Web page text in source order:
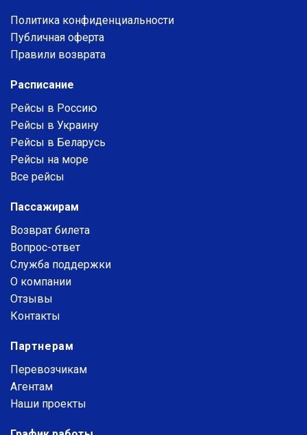
Политика конфиденциальности
Публичная оферта
Правили возврата
Расписание
Рейсы в Россию
Рейсы в Украину
Рейсы в Беларусь
Рейсы на море
Все рейсы
Пассажирам
Возврат билета
Вопрос-ответ
Служба поддержки
О компании
Отзывы
Контакты
Партнерам
Перевозчикам
Агентам
Наши проекты